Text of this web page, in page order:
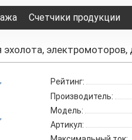
Счетчики продукции
электромоторов,
Рейтинг:
Производитель:
Модель:
Артикул: